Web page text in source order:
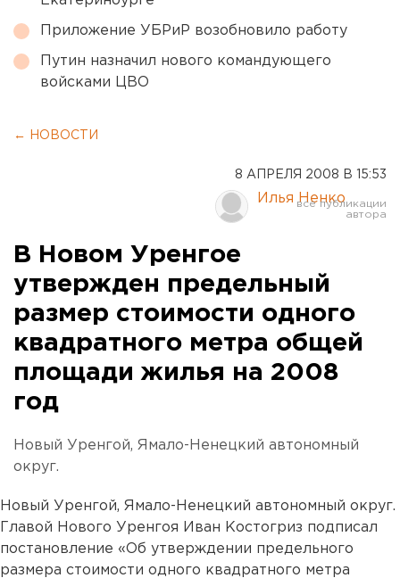
Приложение УБРиР возобновило работу
Путин назначил нового командующего
войсками ЦВО
← НОВОСТИ
8 АПРЕЛЯ 2008 В 15:53
Илья Ненко
В Новом Уренгое
утвержден предельный
размер стоимости одного
квадратного метра общей
площади жилья на 2008
год
Новый Уренгой, Ямало-Ненецкий автономный
округ.
Новый Уренгой, Ямало-Ненецкий автономный округ.
Главой Нового Уренгоя Иван Костогриз подписал
постановление «Об утверждении предельного
размера стоимости одного квадратного метра